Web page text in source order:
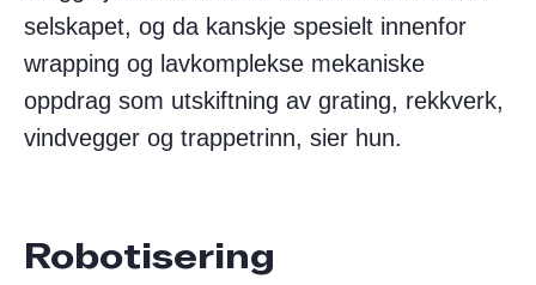
selskapet, og da kanskje spesielt innenfor
wrapping og lavkomplekse mekaniske
oppdrag som utskiftning av grating, rekkverk,
vindvegger og trappetrinn, sier hun.
Robotisering